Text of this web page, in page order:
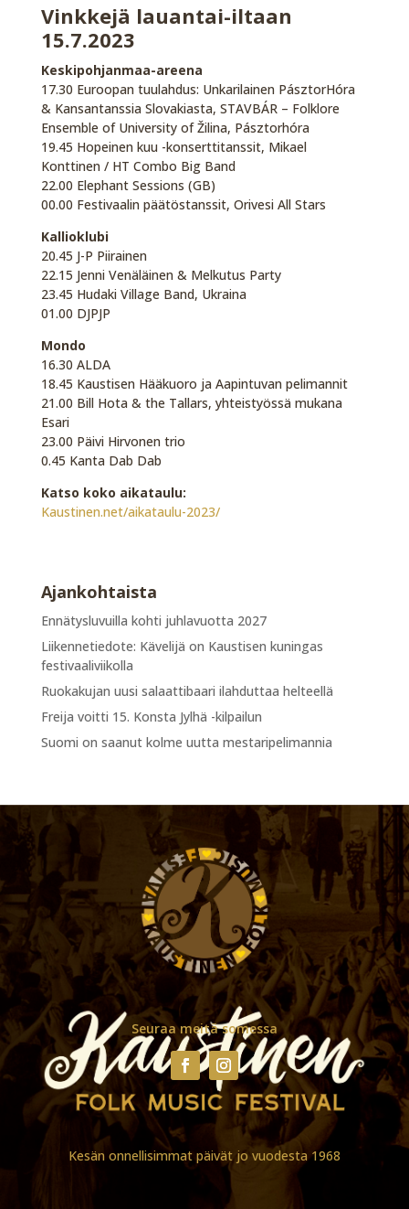
Vinkkejä lauantai-iltaan
15.7.2023
Keskipohjanmaa-areena
17.30 Euroopan tuulahdus: Unkarilainen PásztorHóra
& Kansantanssia Slovakiasta, STAVBÁR – Folklore
Ensemble of University of Žilina, Pásztorhóra
19.45 Hopeinen kuu -konserttitanssit, Mikael
Konttinen / HT Combo Big Band
22.00 Elephant Sessions (GB)
00.00 Festivaalin päätöstanssit, Orivesi All Stars
Kallioklubi
20.45 J-P Piirainen
22.15 Jenni Venäläinen & Melkutus Party
23.45 Hudaki Village Band, Ukraina
01.00 DJPJP
Mondo
16.30 ALDA
18.45 Kaustisen Hääkuoro ja Aapintuvan pelimannit
21.00 Bill Hota & the Tallars, yhteistyössä mukana
Esari
23.00 Päivi Hirvonen trio
0.45 Kanta Dab Dab
Katso koko aikataulu:
Kaustinen.net/aikataulu-2023/
Ajankohtaista
Ennätysluvuilla kohti juhlavuotta 2027
Liikennetiedote: Kävelijä on Kaustisen kuningas
festivaaliviikolla
Ruokakujan uusi salaattibaari ilahduttaa helteellä
Freija voitti 15. Konsta Jylhä -kilpailun
Suomi on saanut kolme uutta mestaripelimannia
Kesän onnellisimmat päivät jo vuodesta 1968
Seuraa meitä somessa